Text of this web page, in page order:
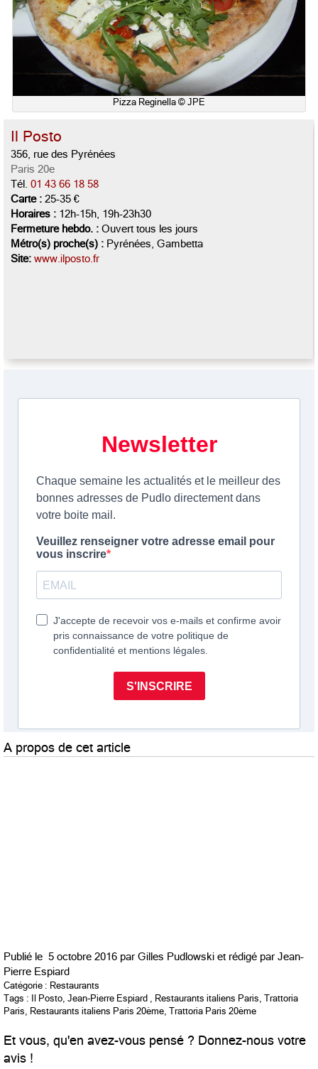
Pizza Reginella © JPE
Il Posto
356, rue des Pyrénées
Paris 20e
Tél. 01 43 66 18 58
Carte : 25-35 €
Horaires : 12h-15h, 19h-23h30
Fermeture hebdo. : Ouvert tous les jours
Métro(s) proche(s) : Pyrénées, Gambetta
Site: www.ilposto.fr
A propos de cet article
Publié le 5 octobre 2016 par Gilles Pudlowski et rédigé par Jean-
Pierre Espiard
Catégorie : Restaurants
Tags : Il Posto Jean-Pierre Espiard Restaurants italiens Paris Trattoria
Paris Restaurants italiens Paris 20ème Trattoria Paris 20ème
Et vous, qu'en avez-vous pensé ? Donnez-nous votre
avis !